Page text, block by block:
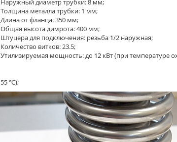
Наружный диаметр трубки: 8 мм;
Толщина металла трубки: 1 мм;
Длина от фланца: 350 мм;
Общая высота димрота: 400 мм;
Штуцера для подключения: резьба 1/2 наружная;
Количество витков: 23.5;
Утилизируемая мощность: до 12 кВт (при температуре
55 ℃);